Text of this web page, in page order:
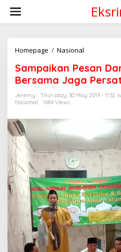
i
Homepage / Nasional
m
p
a
i
e
s
n
D
a
m
a
i
,
.
C
Sampaikan Pesan
Bersama Jaga
Jeremy
Thursday, 30 May 2019 - 11:32
Nasional
1684 Views